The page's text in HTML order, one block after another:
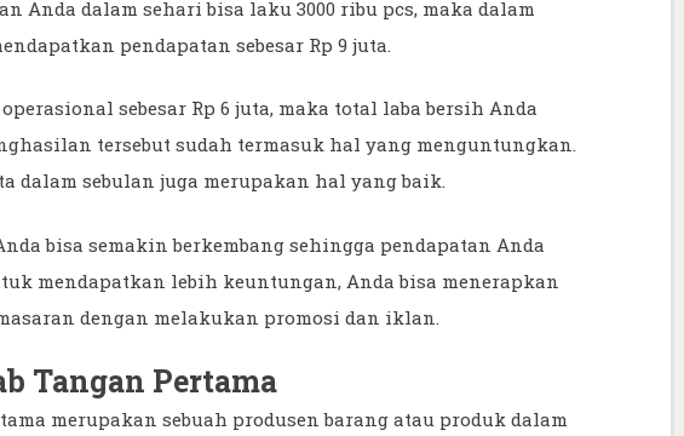
Anda dalam sehari bisa laku 3000 ribu pcs, maka dalam
pendapatan sebesar Rp 9 juta.
sebesar Rp 6 juta, maka total laba bersih Anda
tersebut sudah termasuk hal yang menguntungkan.
dalam sebulan juga merupakan hal yang baik.
bisa semakin berkembang sehingga pendapatan Anda
mendapatkan lebih keuntungan, Anda bisa menerapkan
dengan melakukan promosi dan iklan.
Tangan Pertama
merupakan sebuah produsen barang atau produk dalam